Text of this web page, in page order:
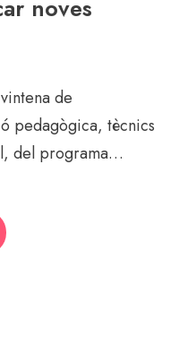
noves
de
pedagògica, tècnics
del programa…